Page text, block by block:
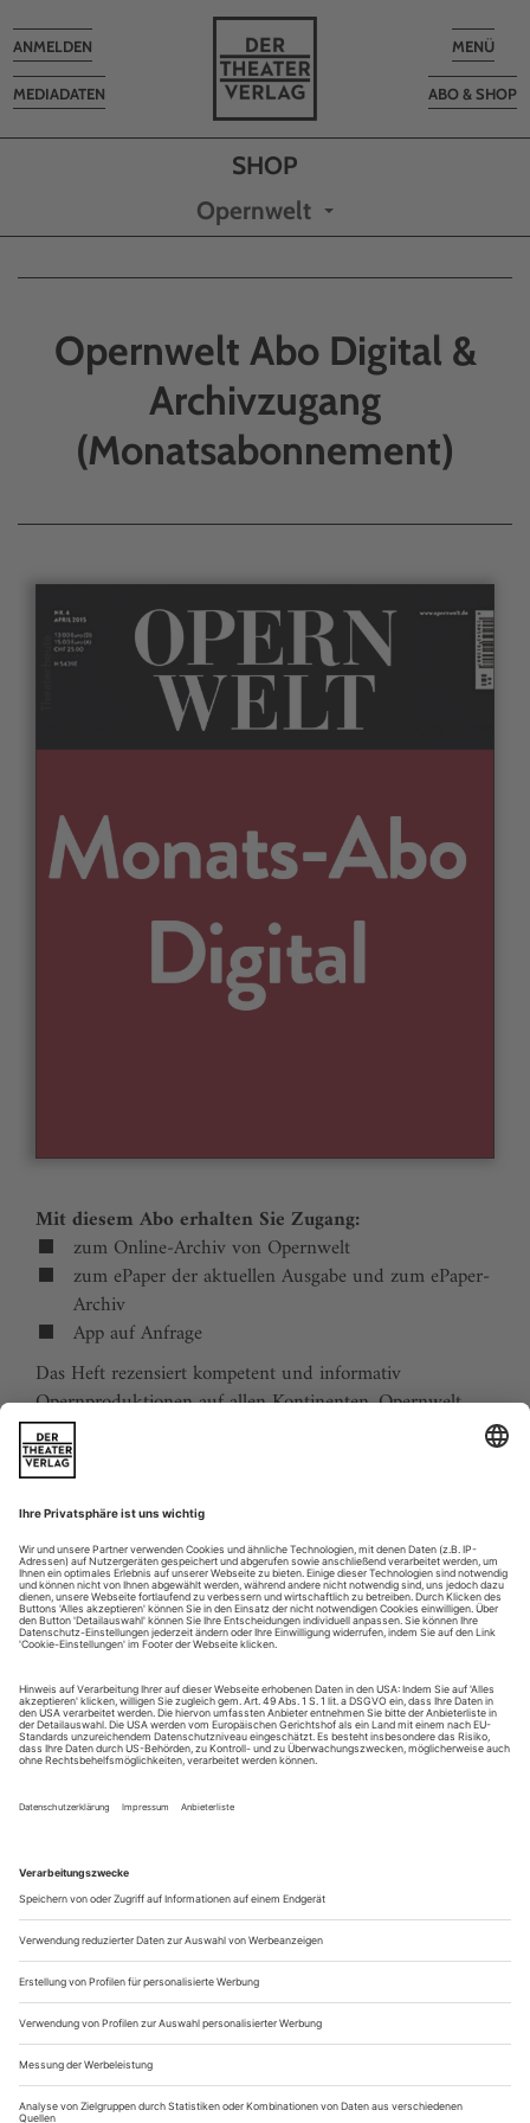
Toggle
MENÜ
ABO & SHOP
MEDIADATEN
Toggle
navigation
ANMELDEN
Opernwelt
Opernwelt Abo Digital &
Archivzugang
(Monatsabonnement)
Mit diesem Abo erhalten Sie Zugang:
zum Online-Archiv von Opernwelt
zum ePaper der aktuellen Ausgabe und zum ePaper-
Archiv
App auf Anfrage
Das Heft rezensiert kompetent und informativ
Opernproduktionen auf allen Kontinenten. Opernwelt
zeigt die Welt hinter der Bühne, befragt die Macher und
verfolgt die Kulturpolitik. Große Themenblöcke
behandeln die Geschichte der Oper, bedeutende
Komponisten und die interessantesten Aspekte des
internationalen Musiklebens. Die Premierenvorschau
animiert zu Opernreisen in alle Welt.
Sie erhalten Zugang zum Online-Archiv von Opernwelt
und können sowohl das aktuelle ePaper als auch das
ePaper-Archiv über Ihren Account auf www.der-
theaterverlag.de einsehen. Zugang zur App auf Anfrage.
Das Abonnement hat eine Laufzeit von einem Monat und
verlängert sich jeweils um einen weiteren Monat, sofern
es nicht vom Kunden auf der Seite „Mein Konto/Meine
Bestellungen“ auf www.der-theaterverlag.de gekündigt
in Kraft.
Aus steuerlichen Gründen abweichende Preise für Käufe
außerhalb Deutschlands (Endpreis vor Auslösen der Bestellung
ersichtlich)
9,99 €